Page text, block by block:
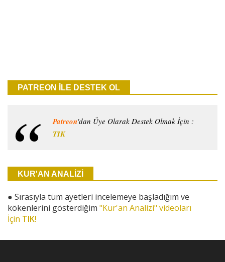
PATREON İLE DESTEK OL
Patreon'dan Üye Olarak Destek Olmak İçin :
TIK
KUR'AN ANALİZİ
● Sırasıyla tüm ayetleri incelemeye başladığım ve
kökenlerini gösterdiğim "Kur'an Analizi" videoları
İçin TIK!